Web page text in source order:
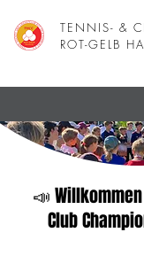
TENNIS- &
ROT-GELB
📣
Club